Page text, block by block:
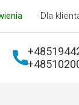
Dla